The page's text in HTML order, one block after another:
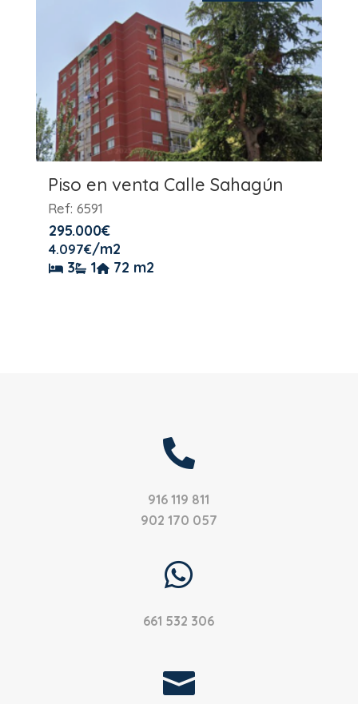
Piso en venta Calle Sahagún
Ref: 6591
295.000€
4.097€/m2
3
1 72 m2

916 119 811
902 170 057

661 532 306
